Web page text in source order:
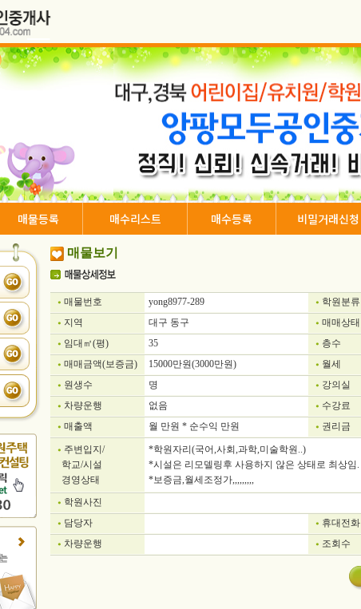
매물등록 매수리스트 매수등록 비밀거래신청
매물보기
매물번호 yong8977-289 학원분류
지역
대구 동구 매매상태
임대㎡(평)
35 층수
매매금액(보증금)
15000만원(3000만원) 월세
원생수
명 강의실
차량운행
없음 수강료
매출액
월 만원 * 순수익 만원 권리금
주변입지/
학교/시설
경영상태
*학원자리(국어,사회,과학,미술학원..)
*시설은 리모델링후 사용하지 않은 상태로 최상임.
*보증금,월세조정가,,,,,,,,,
학원사진
담당자
휴대전화
차량운행
조회수